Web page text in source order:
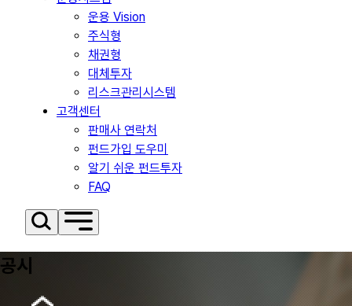
운용 Vision
주식형
채권형
대체투자
리스크관리시스템
고객센터
판매사 연락처
펀드가입 도우미
알기 쉬운 펀드투자
FAQ
공시